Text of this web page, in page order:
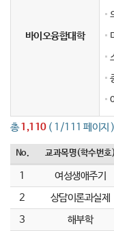
바이오융합대학
총1,110( 1/111 페이지 )
No. 교과목명(학수번호)
1 여성생애주기
2
상담이론과실제
3
해부학